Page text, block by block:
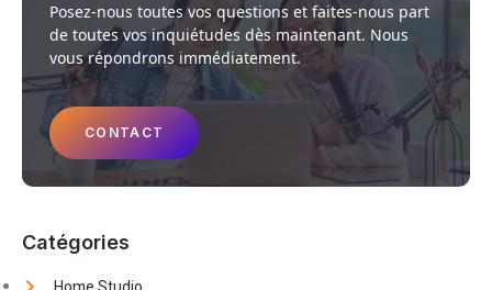
Posez-nous toutes vos questions et faites-nous part
de toutes vos inquiétudes dès maintenant. Nous
vous répondrons immédiatement.
CONTACT
Catégories